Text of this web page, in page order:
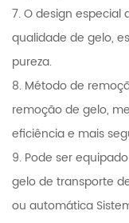
7. O design
qualidade de gelo,
pureza.
8. Método de
remoção de gelo,
eficiência e mais
9. Pode ser
gelo de transporte
ou automática